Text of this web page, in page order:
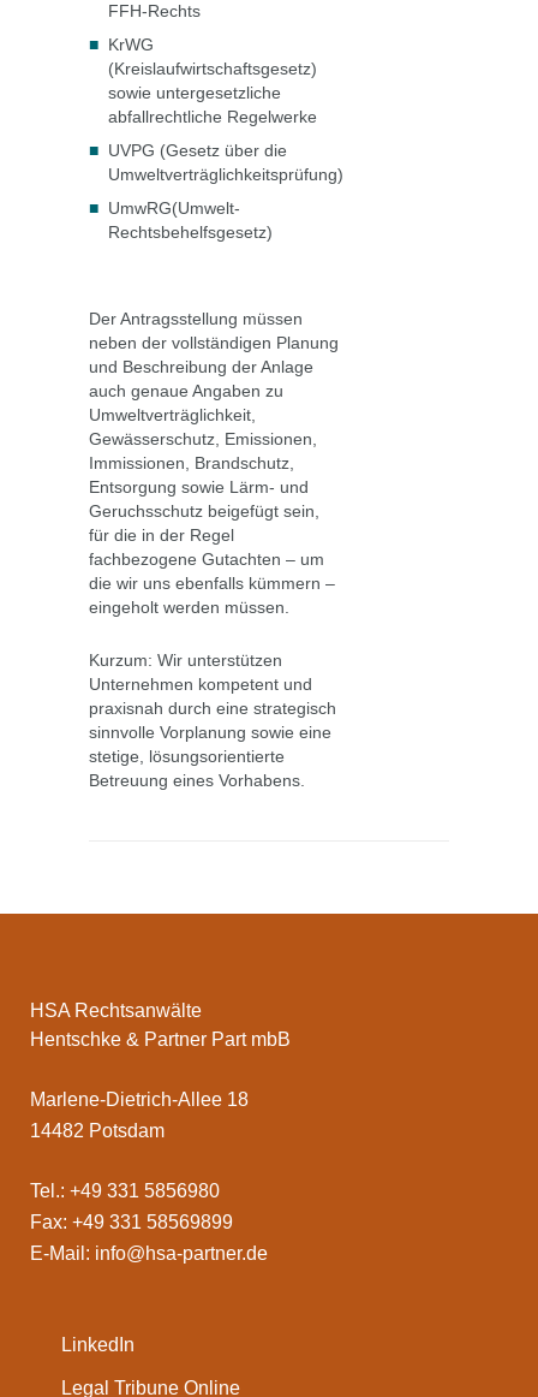
FFH-Rechts
KrWG
(Kreislaufwirtschaftsgesetz)
sowie untergesetzliche
abfallrechtliche Regelwerke
UVPG (Gesetz über die
Umweltverträglichkeitsprüfung)
UmwRG(Umwelt-
Rechtsbehelfsgesetz)
Der Antragsstellung müssen
neben der vollständigen Planung
und Beschreibung der Anlage
auch genaue Angaben zu
Umweltverträglichkeit,
Gewässerschutz, Emissionen,
Immissionen, Brandschutz,
Entsorgung sowie Lärm- und
Geruchsschutz beigefügt sein,
für die in der Regel
fachbezogene Gutachten – um
die wir uns ebenfalls kümmern –
eingeholt werden müssen.
Kurzum: Wir unterstützen
Unternehmen kompetent und
praxisnah durch eine strategisch
sinnvolle Vorplanung sowie eine
stetige, lösungsorientierte
Betreuung eines Vorhabens.
HSA Rechtsanwälte
Hentschke & Partner Part mbB
Marlene-Dietrich-Allee 18
14482 Potsdam
Tel.: +49 331 5856980
Fax: +49 331 58569899
E-Mail: info@hsa-partner.de
LinkedIn
Legal Tribune Online